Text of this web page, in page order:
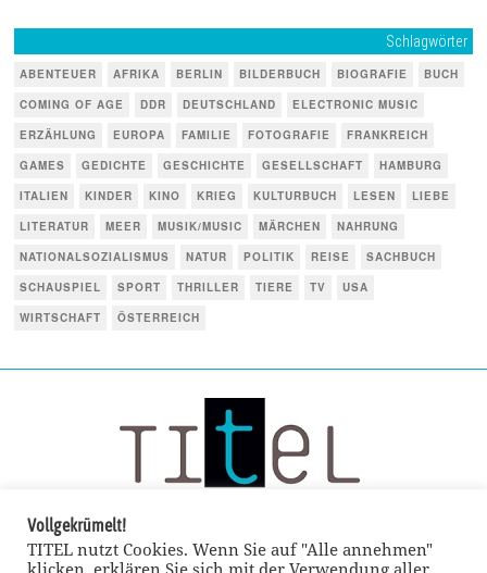
Schlagwörter
ABENTEUER AFRIKA BERLIN BILDERBUCH BIOGRAFIE
BUCH
COMING OF AGE
DDR DEUTSCHLAND
ELECTRONIC MUSIC
ERZÄHLUNG
EUROPA FAMILIE FOTOGRAFIE
FRANKREICH
GAMES
GEDICHTE GESCHICHTE GESELLSCHAFT
HAMBURG
ITALIEN
KINDER KINO KRIEG KULTURBUCH LESEN
LIEBE
LITERATUR
MEER MUSIK/MUSIC MÄRCHEN
NAHRUNG
NATIONALSOZIALISMUS
NATUR POLITIK REISE
SACHBUCH
SCHAUSPIEL
SPORT THRILLER TIERE TV
USA
WIRTSCHAFT
ÖSTERREICH
Vollgekrümelt!
TITEL nutzt Cookies. Wenn Sie auf "Alle annehmen"
klicken, erklären Sie sich mit der Verwendung aller